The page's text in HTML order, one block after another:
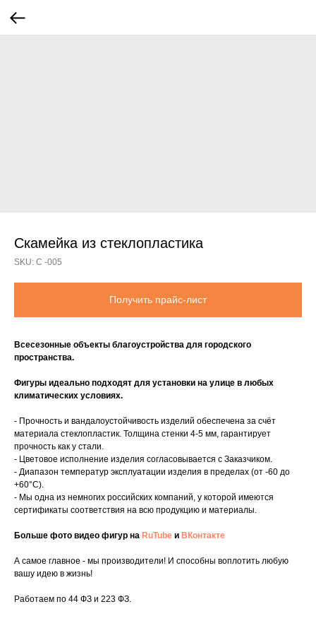
Скамейка из стеклопластика
SKU: С -005
Получить прайс-лист
Всесезонные объекты благоустройства для городского
пространства.
Фигуры идеально подходят для установки на улице в любых
климатических условиях.
- Прочность и вандалоустойчивость изделий обеспечена за счёт
материала стеклопластик. Толщина стенки 4-5 мм, гарантирует
прочность как у стали.
- Цветовое исполнение изделия согласовывается с Заказчиком.
- Диапазон температур эксплуатации изделия в пределах (от -60 до
+60°C).
- Мы одна из немногих российских компаний, у которой имеются
сертификаты соответствия на всю продукцию и материалы.
Больше фото видео фигур на RuTube и ВКонтакте
А самое главное - мы производители! И способны воплотить любую
вашу идею в жизнь!
Работаем по 44 ФЗ и 223 ФЗ.